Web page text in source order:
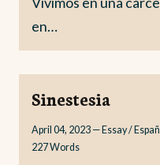
en…
Sinestesia
April 04, 2023 — Essay /
227Words